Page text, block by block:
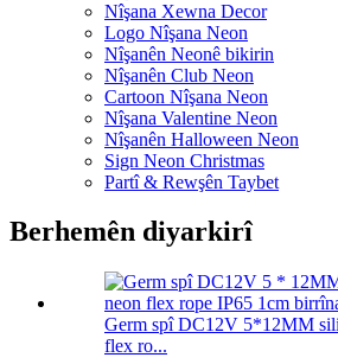
Nîşana Xewna Decor
Logo Nîşana Neon
Nîşanên Neonê bikirin
Nîşanên Club Neon
Cartoon Nîşana Neon
Nîşana Valentine Neon
Nîşanên Halloween Neon
Sign Neon Christmas
Partî & Rewşên Taybet
Berhemên diyarkirî
Germ spî DC12V 5*12MM
flex ro...